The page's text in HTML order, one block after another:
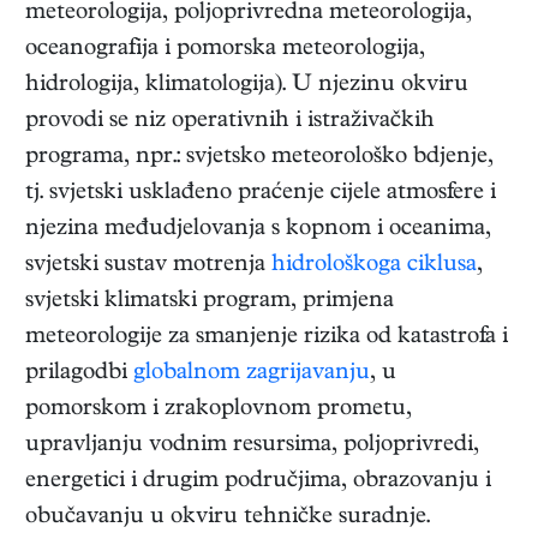
meteorologija, poljoprivredna meteorologija,
oceanografija i pomorska meteorologija,
hidrologija, klimatologija). U njezinu okviru
provodi se niz operativnih i istraživačkih
programa, npr.: svjetsko meteorološko bdjenje,
tj. svjetski usklađeno praćenje cijele atmosfere i
njezina međudjelovanja s kopnom i oceanima,
svjetski sustav motrenja hidrološkoga ciklusa,
svjetski klimatski program, primjena
meteorologije za smanjenje rizika od katastrofa i
prilagodbi globalnom zagrijavanju, u
pomorskom i zrakoplovnom prometu,
upravljanju vodnim resursima, poljoprivredi,
energetici i drugim područjima, obrazovanju i
obučavanju u okviru tehničke suradnje.